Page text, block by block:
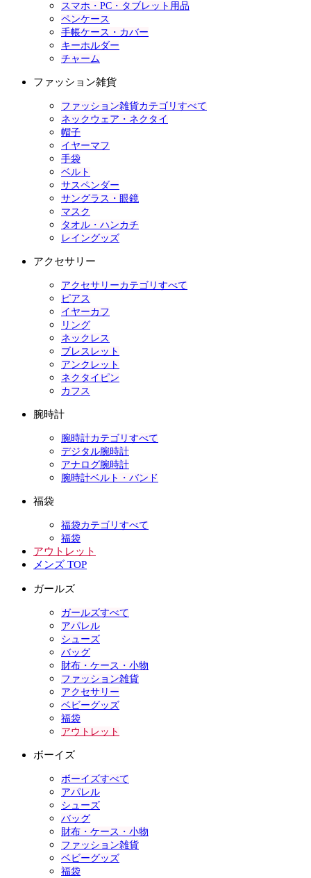
スマホ・PC・タブレット用品
ペンケース
手帳ケース・カバー
キーホルダー
チャーム
ファッション雑貨
ファッション雑貨カテゴリすべて
ネックウェア・ネクタイ
帽子
イヤーマフ
手袋
ベルト
サスペンダー
サングラス・眼鏡
マスク
タオル・ハンカチ
レイングッズ
アクセサリー
アクセサリーカテゴリすべて
ピアス
イヤーカフ
リング
ネックレス
ブレスレット
アンクレット
ネクタイピン
カフス
腕時計
腕時計カテゴリすべて
デジタル腕時計
アナログ腕時計
腕時計ベルト・バンド
福袋
福袋カテゴリすべて
福袋
アウトレット
メンズ TOP
ガールズ
ガールズすべて
アパレル
シューズ
バッグ
財布・ケース・小物
ファッション雑貨
アクセサリー
ベビーグッズ
福袋
アウトレット
ボーイズ
ボーイズすべて
アパレル
シューズ
バッグ
財布・ケース・小物
ファッション雑貨
ベビーグッズ
福袋